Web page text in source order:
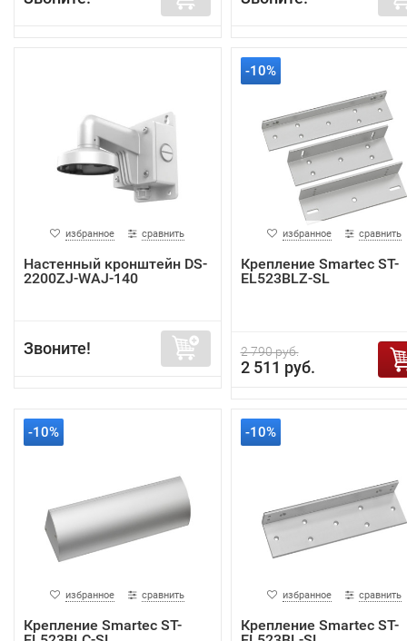
избранное сравнить
Настенный кронштейн DS-
2200ZJ-WAJ-140
Звоните!
-10%
избранное сравнить
Крепление Smartec ST-
EL523BLZ-SL
2 790 руб.
2 511 руб.
-10%
избранное сравнить
Крепление Smartec ST-
-10%
избранное сравнить
Крепление Smartec ST-